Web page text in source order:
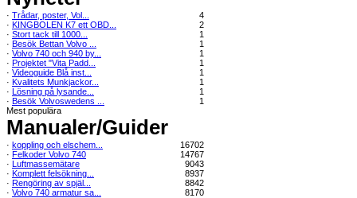
· Trådar, poster, Vol...
4
· KINGBOLEN K7 ett OBD...
2
· Stort tack till 1000...
1
· Besök Bettan Volvo ...
1
· Volvo 740 och 940 by...
1
· Projektet "Vita Padd...
1
· Videoguide Blå inst...
1
· Kvalitets Munkjackor...
1
· Lösning på lysande...
1
· Besök Volvoswedens ...
1
Mest populära
Manualer/Guider
· koppling och elschem...
16702
· Felkoder Volvo 740
14767
· Luftmassemätare
9043
· Komplett felsökning...
8937
· Rengöring av spjäl...
8842
· Volvo 740 armatur sa...
8170